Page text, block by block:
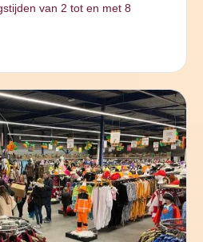
van 2 tot en met 8